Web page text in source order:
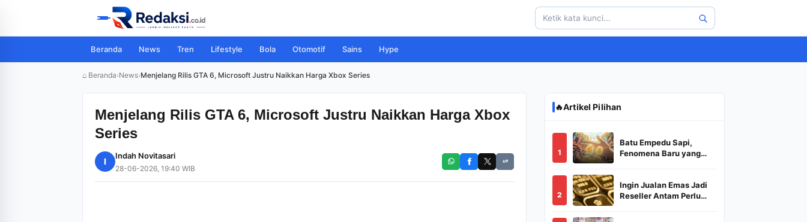
Beranda News Tren Lifestyle Bola Otomotif Sains Hype
⌂ Beranda›News›Menjelang Rilis GTA 6, Microsoft Justru Naikkan Harga Xbox Series
Menjelang Rilis GTA 6, Microsoft Justru Naikkan Harga Xbox
Series
I
Indah Novitasari
28-06-2026, 19:40 WIB
🔥Artikel Pilihan
1
Batu Empedu Sapi,
Fenomena Baru yang
2
Ingin Jualan Emas Jadi
Reseller Antam Perlu